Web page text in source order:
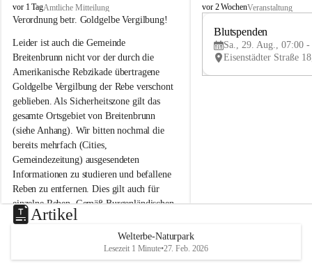
B
r
i
t
e
n
b
r
u
n
n
a
m
N
e
u
s
d
vor 1 TagAmtliche Mitteilung
Verordnung betr. Goldgelbe Vergilbung!
Leider ist auch die Gemeinde
Breitenbrunn nicht vor der durch die
Amerikanische Rebzikade übertragene
Goldgelbe Vergilbung der Rebe verschont
geblieben. Als Sicherheitszone gilt das
gesamte Ortsgebiet von Breitenbrunn
(siehe Anhang). Wir bitten nochmal die
bereits mehrfach (Cities,
Gemeindezeitung) ausgesendeten
Informationen zu studieren und befallene
Reben zu entfernen. Dies gilt auch für
einzelne Reben. Gemäß Burgenländischen
Weinbaugesetz sind nicht gepflegte oder
unzulässige Weingärten zu roden! Bitte
helfen wir zusammen um unsere Winzer
vor den prognostizierten Ernteausfällen
B
e
u
e
d
vor 2 WochenVeranstaltung
Blutspenden
Sa., 29. Aug., 07:00 -
Artikel
Welterbe-Naturpark
Lesezeit 1 Minute•27. Feb. 2026